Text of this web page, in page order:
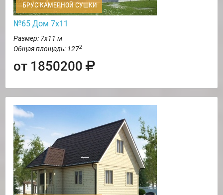
БРУС КАМЕРНОЙ СУШКИ
№65 Дом 7х11
Размер: 7х11 м
Общая площадь: 1272
от 1850200